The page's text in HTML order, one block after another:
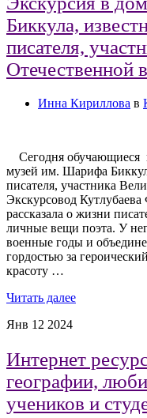
Биккула,
писателя,
Отечественной
Инна Кириллова в
Сегодня обучающиеся
музей им. Шарифа
писателя, участника
Экскурсовод
рассказала о жизни
личные вещи поэта. У
военные годы и
гордостью за
красоту …
Читать далее
Янв 12 2024
Интернет
географии,
учеников и